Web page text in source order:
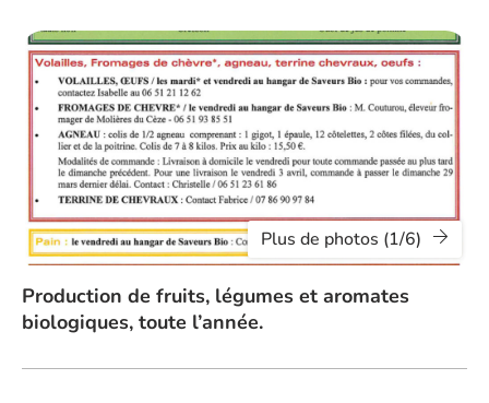
Plus de photos (1/6)
Production de fruits, légumes et aromates
biologiques, toute l’année.